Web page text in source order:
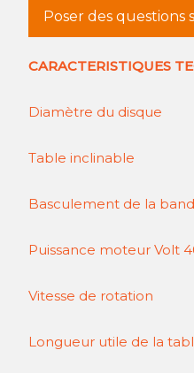
Poser des questions
CARACTERISTIQUES
Diamètre du disque
Table inclinable
Basculement de la
Puissance moteur Volt
Vitesse de rotation
Longueur utile de la